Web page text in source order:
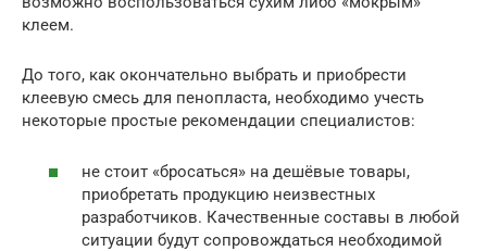
клеем.
До того, как окончательно выбрать и приобрести
клеевую смесь для пенопласта, необходимо учесть
некоторые простые рекомендации специалистов:
не стоит «бросаться» на дешёвые товары,
приобретать продукцию неизвестных
разработчиков. Качественные составы в любой
ситуации будут сопровождаться необходимой